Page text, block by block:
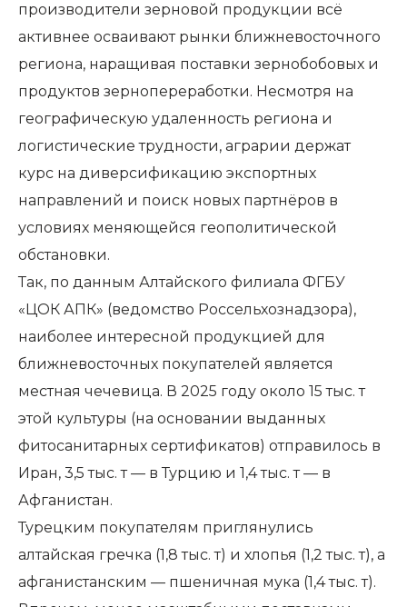
производители зерновой продукции всё
активнее осваивают рынки ближневосточного
региона, наращивая поставки зернобобовых и
продуктов зернопереработки. Несмотря на
географическую удаленность региона и
логистические трудности, аграрии держат
курс на диверсификацию экспортных
направлений и поиск новых партнёров в
условиях меняющейся геополитической
обстановки.
Так, по данным Алтайского филиала ФГБУ
«ЦОК АПК» (ведомство Россельхознадзора),
наиболее интересной продукцией для
ближневосточных покупателей является
местная чечевица. В 2025 году около 15 тыс. т
этой культуры (на основании выданных
фитосанитарных сертификатов) отправилось в
Иран, 3,5 тыс. т — в Турцию и 1,4 тыс. т — в
Афганистан.
Турецким покупателям приглянулись
алтайская гречка (1,8 тыс. т) и хлопья (1,2 тыс. т), а
афганистанским — пшеничная мука (1,4 тыс. т).